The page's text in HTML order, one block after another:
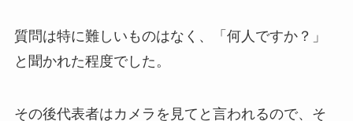
質問は特に難しいものはなく、「何人ですか？」
と聞かれた程度でした。
その後代表者はカメラを見てと言われるので、そ